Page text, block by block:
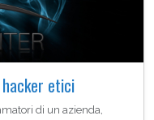
etici
di un azienda,